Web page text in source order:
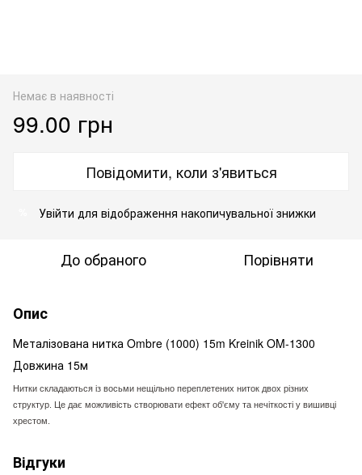
Немає в наявності
99.00 грн
Повідомити, коли з'явиться
Увійти для відображення накопичувальної знижки
До обраного Порівняти
Опис
Металізована нитка Ombre (1000) 15m Kreinik OM-1300
Довжина 15м
Нитки складаються із восьми нещільно переплетених ниток двох різних
структур. Це дає можливість створювати ефект об'єму та нечіткості у вишивці
хрестом.
Відгуки